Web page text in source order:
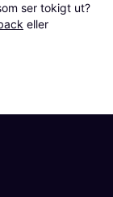
ser tokigt ut?
eller